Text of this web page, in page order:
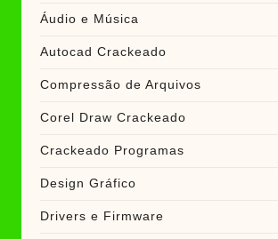
Áudio e Música
Autocad Crackeado
Compressão de Arquivos
Corel Draw Crackeado
Crackeado Programas
Design Gráfico
Drivers e Firmware